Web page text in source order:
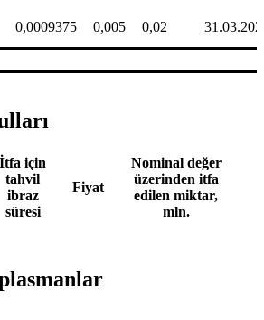
0,0009375 0,005 0,02
İtfa için
tahvil
ibraz
süresi
Fiyat
Nominal değer
üzerinden itfa
edilen miktar,
mln.